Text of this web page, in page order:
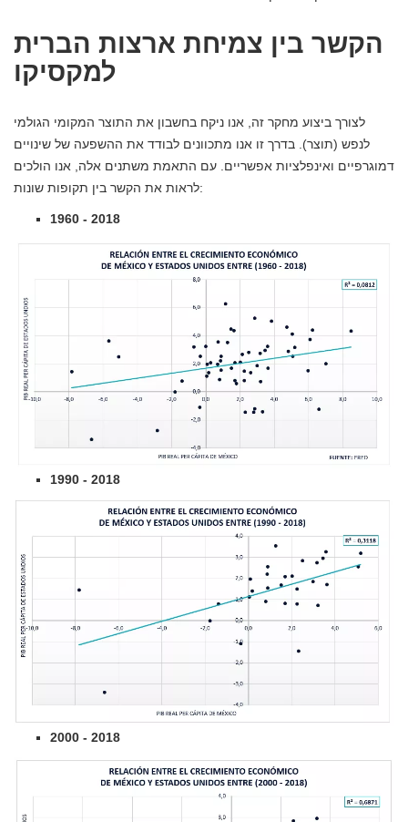
הקשר בין צמיחת ארצות הברית
למקסיקו
לצורך ביצוע מחקר זה, אנו ניקח בחשבון את התוצר המקומי הגולמי
לנפש (תוצר). בדרך זו אנו מתכוונים לבודד את ההשפעה של שינויים
דמוגרפיים ואינפלציות אפשריים. עם התאמת משתנים אלה, אנו הולכים
לראות את הקשר בין תקופות שונות:
1960 - 2018
1990 - 2018
2000 - 2018